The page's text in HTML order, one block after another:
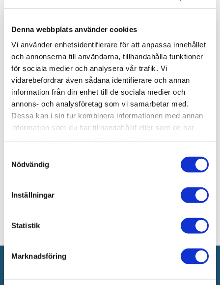
Denna webbplats använder cookies
Vi använder enhetsidentifierare för att anpassa innehållet
och annonserna till användarna, tillhandahålla funktioner
för sociala medier och analysera vår trafik. Vi
vidarebefordrar även sådana identifierare och annan
information från din enhet till de sociala medier och
annons- och analysföretag som vi samarbetar med.
Dessa kan i sin tur kombinera informationen med annan
information som du har tillhandahållit eller som de har
Nödvändig
Inställningar
Statistik
Marknadsföring
Visa fler(7 mer)
490-31-ST
Relaterade kategorier
behör Utomhusbelysning
Trädgård & utemiljö / Belysning utomhusmiljö / Dekor
ationsbelysning utomhus /
Utomhusbelysning tillbehör
Anmäl dig till vårt nyhetsbrev!
Nyheter Kampanjer Tips